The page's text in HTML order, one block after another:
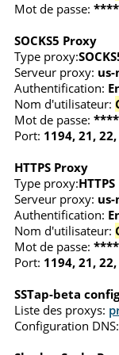
Mot de passe:
SOCKS5 Proxy
Type proxy:
Serveur proxy:
Authentification:
Nom d'utilisateur:
Mot de passe:
Port: 1194, 21, 22,
HTTPS Proxy
Type proxy:HTTPS
Serveur proxy:
Authentification:
Nom d'utilisateur:
Mot de passe:
Port: 1194, 21, 22,
SSTap-beta
Liste des proxys:
Configuration DNS: